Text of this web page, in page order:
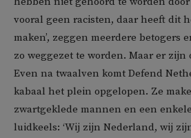
vooral geen racisten, daar heeft dit
maken’, zeggen meerdere betogers
zo weggezet te worden. Maar er zijn
Even na twaalven komt Defend
kabaal het plein opgelopen. Ze
zwartgeklede mannen en een
luidkeels: ‘Wij zijn Nederland, wij